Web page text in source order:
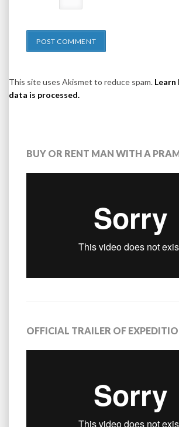
This site uses Akismet to reduce spam. Learn
data is processed.
BUY OR RENT MAN WITH A
OFFICIAL TRAILER OF